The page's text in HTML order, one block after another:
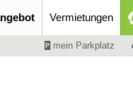
Vermietungen
mein Parkplatz